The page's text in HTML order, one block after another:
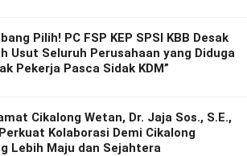
Pilih! PC FSP KEP SPSI KBB Desak
Usut Seluruh Perusahaan yang Diduga
Pekerja Pasca Sidak KDM”
Cikalong Wetan, Dr. Jaja Sos., S.E.,
Kolaborasi Demi Cikalong
Lebih Maju dan Sejahtera